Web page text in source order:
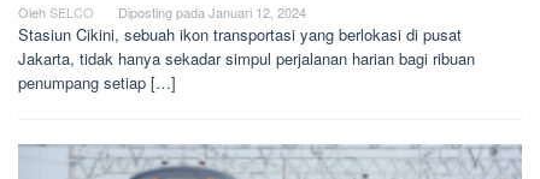
Oleh SELCO Diposting pada Januari 12, 2024
Stasiun Cikini, sebuah ikon transportasi yang berlokasi di pusat
Jakarta, tidak hanya sekadar simpul perjalanan harian bagi ribuan
penumpang setiap […]